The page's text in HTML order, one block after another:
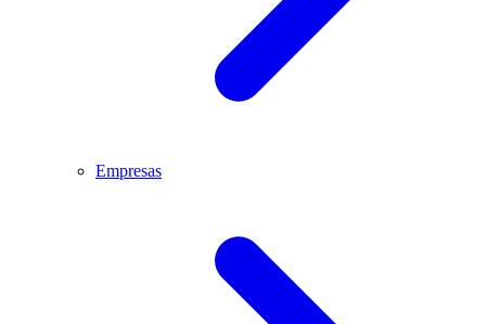
Empresas